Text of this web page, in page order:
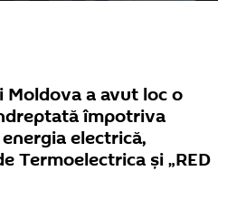
Moldova a avut loc o
împotriva
electrică,
Termoelectrica și „RED